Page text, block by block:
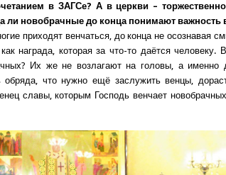
в ЗАГСе? А в церкви –
ли новобрачные до конца понимают важность
приходят венчаться, до конца не осознавая
награда, которая за что-то даётся
Их же не возлагают на головы, а
обряда, что нужно ещё заслужить венцы,
славы, которым Господь венчает